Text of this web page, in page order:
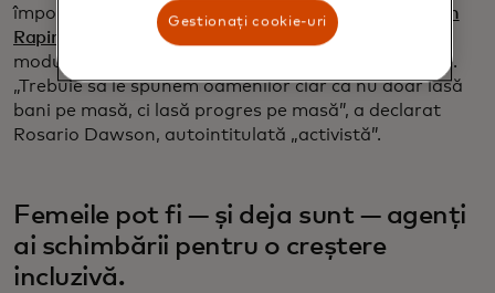
împotriva SIDA și activismul
vedetei de fotbal Megan
Rapinoe
, până la apeluri pasionate de a schimba
modul în care abordăm tehnologia și oportunitățile.
„Trebuie să le spunem oamenilor clar că nu doar lasă
bani pe masă, ci lasă progres pe masă”, a declarat
Rosario Dawson, autointitulată „activistă”.
Femeile pot fi — și deja sunt — agenți
ai schimbării pentru o creștere
incluzivă.
Gestionați cookie-uri